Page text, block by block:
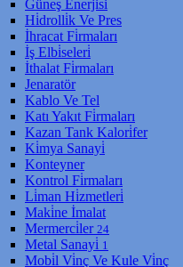
Güneş Enerji̇si̇
Hi̇drolli̇k Ve Pres
İhracat Fi̇rmaları
İş Elbi̇seleri̇
İthalat Fi̇rmaları
Jenaratör
Kablo Ve Tel
Katı Yakıt Fi̇rmaları
Kazan Tank Kalori̇fer
Ki̇mya Sanayi̇
Konteyner
Kontrol Fi̇rmaları
Li̇man Hi̇zmetleri̇
Maki̇ne İmalat
Mermerci̇ler 24
Metal Sanayi̇ 1
Mobi̇l Vi̇nç Ve Kule Vi̇nç